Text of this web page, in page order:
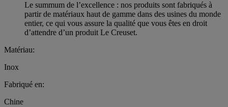
Le summum de l’excellence : nos produits sont fabriqués à
partir de matériaux haut de gamme dans des usines du monde
entier, ce qui vous assure la qualité que vous êtes en droit
d’attendre d’un produit Le Creuset.
Matériau:
Inox
Fabriqué en:
Chine